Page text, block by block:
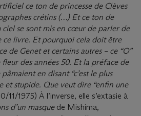
ce ton de princesse de Clèves
crétins (…) Et ce ton de
ciel se sont mis en cœur de parler de
ce livre. Et pourquoi cela doit être
de Genet et certains autres – ce “O”
des années 50. Et la préface de
en disant “c’est le plus
et stupide. Que veut dire “enfin une
11/1975) À l’inverse, elle s’extasie à
d’un masque de Mishima,